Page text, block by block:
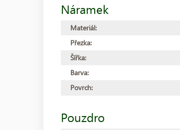
Náramek
Materiál:
Přezka:
Šířka:
Barva:
Povrch:
Pouzdro